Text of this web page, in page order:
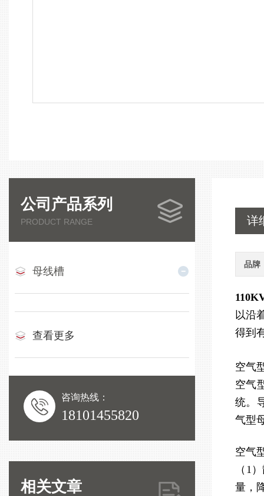
公司产品系列
PRODUCT RANGE
母线槽
查看更多
咨询热线：
18101455820
相关文章
详
品牌
以沿
得到
空气
空气
统。
气型
空气
（1
量，